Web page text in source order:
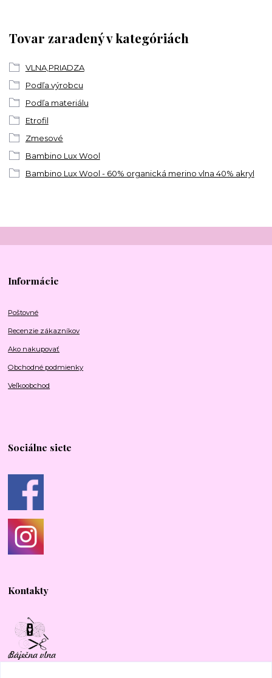
Tovar zaradený v kategóriách
VLNA,PRIADZA
Podľa výrobcu
Podľa materiálu
Etrofil
Zmesové
Bambino Lux Wool
Bambino Lux Wool - 60% organická merino vlna 40% akryl
Informácie
Poštovné
Recenzie zákazníkov
Ako nakupovať
Obchodné podmienky
Veľkoobchod
Sociálne siete
Kontakty